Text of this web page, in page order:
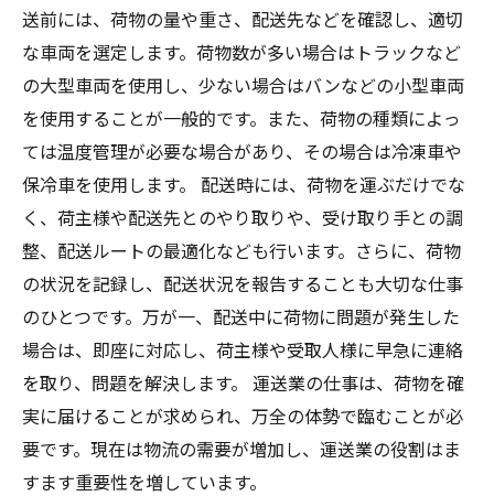
送前には、荷物の量や重さ、配送先などを確認し、適切
な車両を選定します。荷物数が多い場合はトラックなど
の大型車両を使用し、少ない場合はバンなどの小型車両
を使用することが一般的です。また、荷物の種類によっ
ては温度管理が必要な場合があり、その場合は冷凍車や
保冷車を使用します。 配送時には、荷物を運ぶだけでな
く、荷主様や配送先とのやり取りや、受け取り手との調
整、配送ルートの最適化なども行います。さらに、荷物
の状況を記録し、配送状況を報告することも大切な仕事
のひとつです。万が一、配送中に荷物に問題が発生した
場合は、即座に対応し、荷主様や受取人様に早急に連絡
を取り、問題を解決します。 運送業の仕事は、荷物を確
実に届けることが求められ、万全の体勢で臨むことが必
要です。現在は物流の需要が増加し、運送業の役割はま
すます重要性を増しています。